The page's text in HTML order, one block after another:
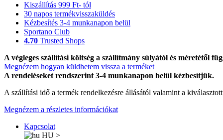
Kiszállítás 999 Ft- tól
30 napos termékvisszaküldés
Kézbesítés 3-4 munkanapon belül
Sportano Club
4.70 Trusted Shops
A végleges szállítási költség a szállítmány súlyától és méretétől
Megnézem hogyan küldhetem vissza a terméket
A rendeléseket rendszerint 3-4 munkanapon belül kézbesítjük.
A szállítási idő a termék rendelkezésre állásától valamint a
Megnézem a részletes információkat
Kapcsolat
HU >